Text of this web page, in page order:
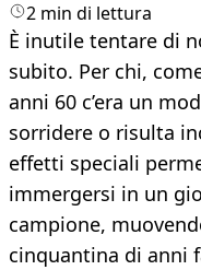
2 min di lettura
È inutile tentare di
subito. Per chi,
anni 60 c’era un
sorridere o risulta
effetti speciali
immergersi in un
campione,
cinquantina di anni